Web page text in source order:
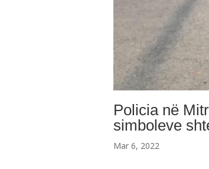
Policia në
simboleve
Mar 6, 2022